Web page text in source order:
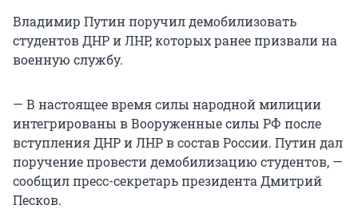
Владимир Путин поручил демобилизовать
студентов ДНР и ЛНР, которых ранее призвали на
военную службу.
— В настоящее время силы народной милиции
интегрированы в Вооруженные силы РФ после
вступления ДНР и ЛНР в состав России. Путин дал
поручение провести демобилизацию студентов, —
сообщил пресс-секретарь президента Дмитрий
Песков.